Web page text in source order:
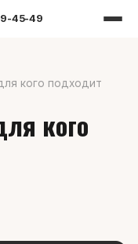
45-49
кого подходит
кого